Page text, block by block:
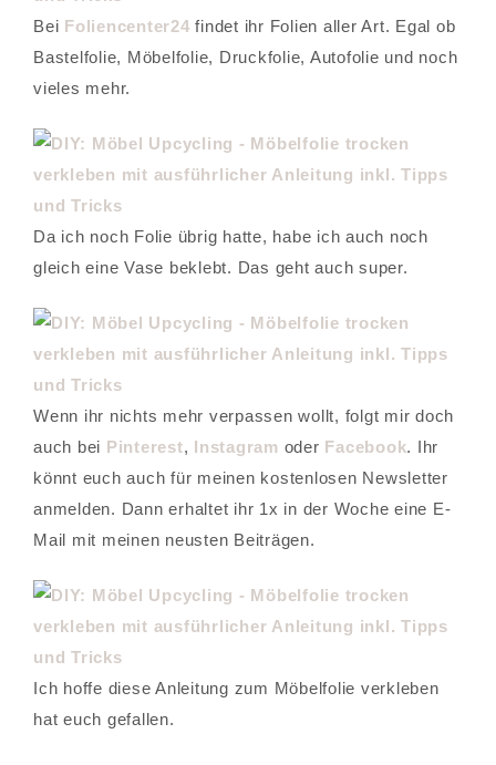
Bei Foliencenter24 findet ihr Folien aller Art. Egal ob
Bastelfolie, Möbelfolie, Druckfolie, Autofolie und noch
vieles mehr.
Da ich noch Folie übrig hatte, habe ich auch noch
gleich eine Vase beklebt. Das geht auch super.
Wenn ihr nichts mehr verpassen wollt, folgt mir doch
auch bei Pinterest, Instagram oder Facebook. Ihr
könnt euch auch für meinen kostenlosen Newsletter
anmelden. Dann erhaltet ihr 1x in der Woche eine E-
Mail mit meinen neusten Beiträgen.
Ich hoffe diese Anleitung zum Möbelfolie verkleben
hat euch gefallen.